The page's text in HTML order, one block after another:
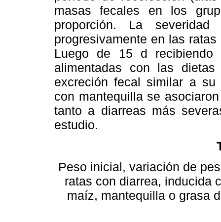
masas fecales en los
proporción. La
progresivamente en las
Luego de 15 d recibiendo
alimentadas con las
excreción fecal similar a
con mantequilla se
tanto a diarreas más
estudio.
Peso inicial, variación de
ratas con diarrea, inducida
maíz, mantequilla o grasa